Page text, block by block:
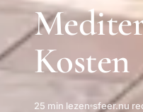
Kosten
25 min lezen sfeer.nu